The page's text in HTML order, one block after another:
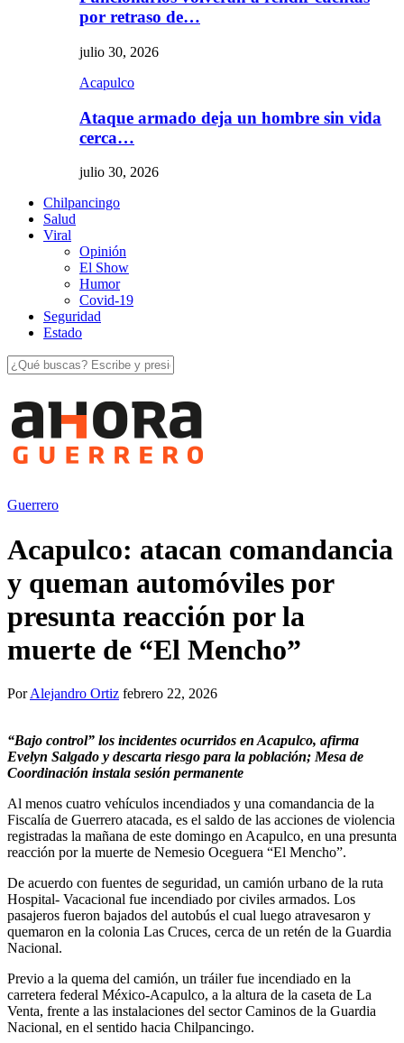
por retraso de…
julio 30, 2026
Acapulco
Ataque armado deja un hombre sin vida
cerca…
julio 30, 2026
Chilpancingo
Salud
Viral
Opinión
El Show
Humor
Covid-19
Seguridad
Estado
Guerrero
Acapulco: atacan comandancia
y queman automóviles por
presunta reacción por la
muerte de “El Mencho”
PorAlejandro Ortiz febrero 22, 2026
“Bajo control” los incidentes ocurridos en Acapulco, afirma
Evelyn Salgado y descarta riesgo para la población; Mesa de
Coordinación instala sesión permanente
Al menos cuatro vehículos incendiados y una comandancia de la
Fiscalía de Guerrero atacada, es el saldo de las acciones de violencia
registradas la mañana de este domingo en Acapulco, en una presunta
reacción por la muerte de Nemesio Oceguera “El Mencho”.
De acuerdo con fuentes de seguridad, un camión urbano de la ruta
Hospital- Vacacional fue incendiado por civiles armados. Los
pasajeros fueron bajados del autobús el cual luego atravesaron y
quemaron en la colonia Las Cruces, cerca de un retén de la Guardia
Nacional.
Previo a la quema del camión, un tráiler fue incendiado en la
carretera federal México-Acapulco, a la altura de la caseta de La
Venta, frente a las instalaciones del sector Caminos de la Guardia
Nacional, en el sentido hacia Chilpancingo.